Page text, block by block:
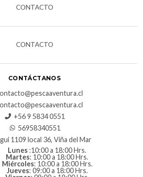
CONTACTO
CONTACTO
CONTÁCTANOS
+56 9 5834 0551
56958340551
1109 local 36, Viña del Mar
Lunes :10:00 a 18:00 Hrs.
Martes: 10:00 a 18:00 Hrs.
Miércoles: 10:00 a 18:00 Hrs.
Jueves: 09:00 a 18:00 Hrs.